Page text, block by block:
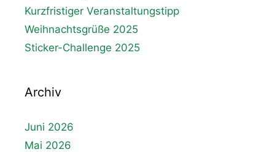
Kurzfristiger Veranstaltungstipp
Weihnachtsgrüße 2025
Sticker-Challenge 2025
Archiv
Juni 2026
Mai 2026